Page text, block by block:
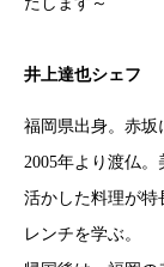
井上達也シェフ
福岡県出身。赤坂
2005年より渡仏
活かした料理が特
レンチを学ぶ。